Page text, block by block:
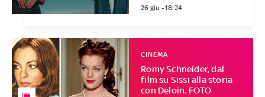
26 giu - 18:24
Romy Schneider, dal
film su Sissi alla storia
con Deloin. FOTO
CINEMA